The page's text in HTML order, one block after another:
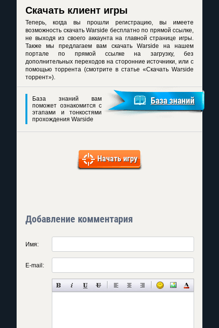
Скачать клиент игры
Теперь, когда вы прошли регистрацию, вы имеете
возможность скачать Warside бесплатно по прямой ссылке,
не выходя из своего аккаунта на главной странице игры.
Также мы предлагаем вам скачать Warside на нашем
портале по прямой ссылке на загрузку, без
дополнительных переходов на сторонние источники, или с
помощью торрента (смотрите в статье «Скачать Warside
торрент»).
База знаний вам
поможет ознакомится с
этапами и тонкостями
прохождения Warside
База знаний
Начать игру
Добавление комментария
Имя:
E-mail: